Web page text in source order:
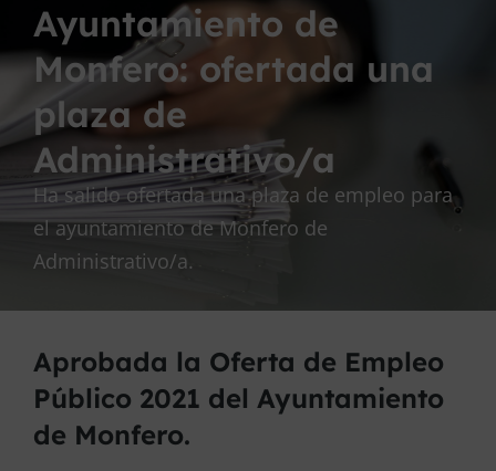
Ayuntamiento de
Monfero: ofertada una
plaza de
Administrativo/a
Ha salido ofertada una plaza de empleo para
el ayuntamiento de Monfero de
Administrativo/a.
Aprobada la Oferta de Empleo
Público 2021 del Ayuntamiento
de Monfero.